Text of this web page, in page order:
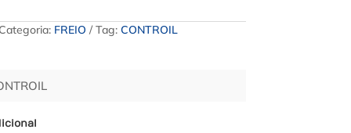
FREIO Tag: CONTROIL